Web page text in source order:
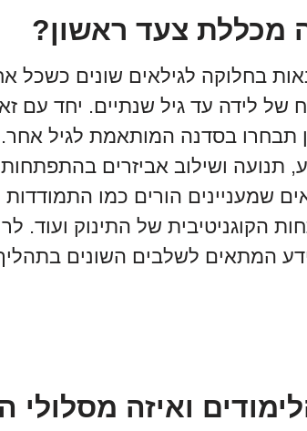
מכללת צעד ראשון?
בחלוקה לגילאים שונים כשכל
של לידה עד גיל שנתיים. יחד עם
בסדנה המותאמת לגיל אחר.
תנועה ושילוב אביזרים בהתפתחות
שמעניינים הורים כמו התמודדות
של התינוק ועוד.
המתאים לשלבים השונים
ואיזה